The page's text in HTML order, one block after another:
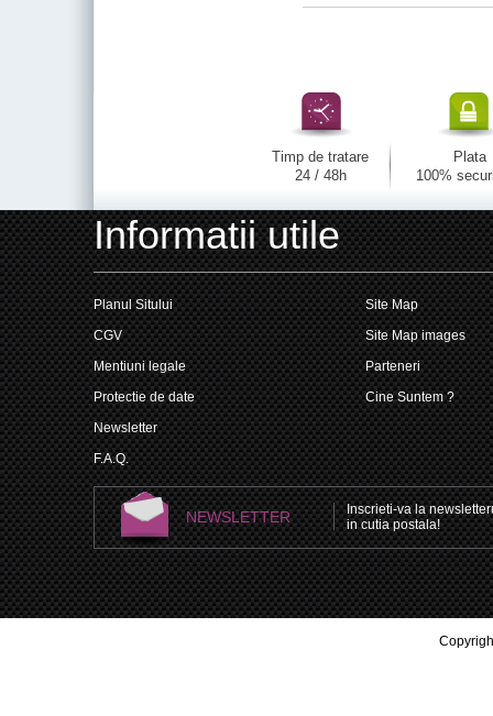
Timp de tratare
24 / 48h
Plata
100%
Informatii utile
Planul Sitului
CGV
Mentiuni legale
Protectie de date
Newsletter
F.A.Q.
Site Map
Site Map images
Parteneri
Cine Suntem ?
NEWSLETTER
Inscrieti-va la
in cutia postala!